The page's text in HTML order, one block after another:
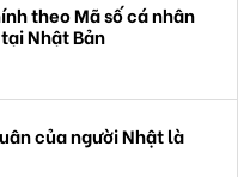
theo Mã số cá nhân
Nhật Bản
của người Nhật là